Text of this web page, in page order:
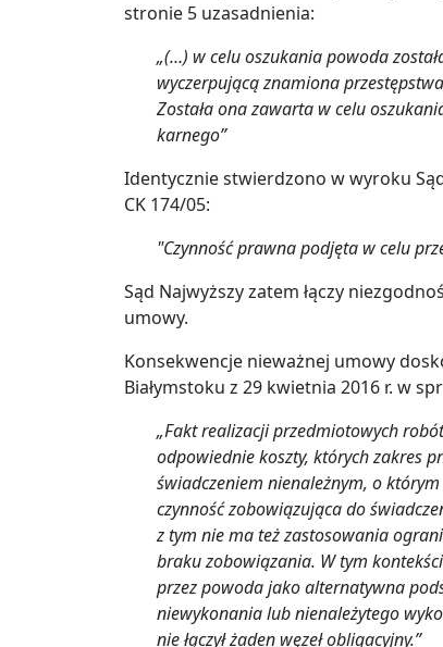
stronie 5 uzasadnienia:
„(…) w celu oszukania powoda
wyczerpującą znamiona
Została ona zawarta w celu
karnego”
Identycznie stwierdzono w wyroku
CK 174/05:
"Czynność prawna podjęta w celu
Sąd Najwyższy zatem łączy
umowy.
Konsekwencje nieważnej umowy
Białymstoku z 29 kwietnia 2016 r. w
„Fakt realizacji przedmiotowych
odpowiednie koszty, których zakres
świadczeniem nienależnym, o
czynność zobowiązująca do
z tym nie ma też zastosowania
braku zobowiązania. W tym
przez powoda jako alternatywna
niewykonania lub nienależytego
nie łączył żaden węzeł obligacyjny.”